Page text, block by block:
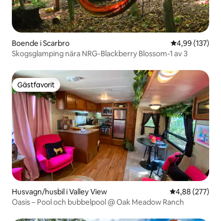
Boende i Scarbro 4,99 av 5 i
4,99 (137)
Skogsglamping nära NRG-Blackberry Blossom-1 av 3
Gästfavorit
Gästfavorit
Husvagn/husbil i Valley View 4,88 av 5 i
4,88 (277)
Oasis – Pool och bubbelpool @ Oak Meadow Ranch